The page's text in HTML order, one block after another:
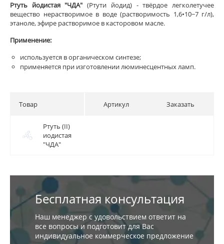
Ртуть йодистая "ЧДА"(Ртути йодид) - твёрдое легколетучее
вещество нерастворимое в воде (растворимость 1,6•10−7 г/л),
этаноле, эфире растворимое в касторовом масле.
Применение:
используется в органическом синтезе;
применяется при изготовлении люминесцентных ламп.
Товар
Ртуть (II)
иодистая
"ЧДА"
Артикул Заказать
Бесплатная консультация
Наш менеджер с удовольствием ответит на
все вопросы и подготовит для Вас
индивидуальное коммерческое предложение